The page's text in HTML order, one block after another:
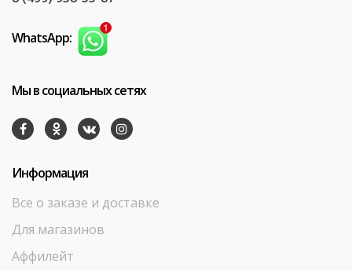
WhatsApp:
Мы в социальных сетях
Информация
Все о заказе и доставке
Для магазинов
Аффилейт